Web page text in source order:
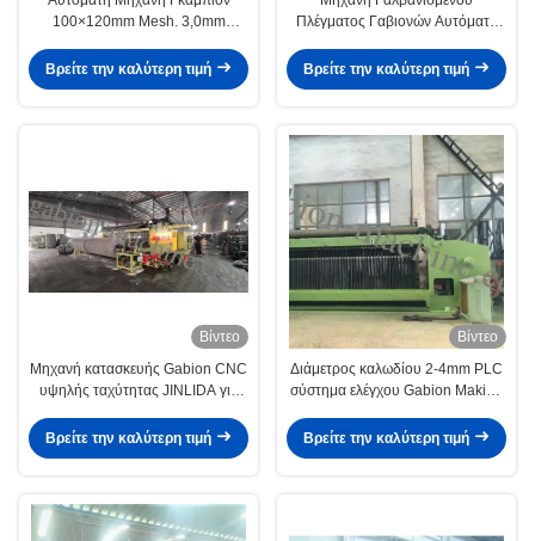
100×120mm Mesh. 3,0mm
Βρείτε την καλύτερη τιμή
Πλέγματος Γαβιονών Αυτόματη
Βιομηχανικού Τύπου)
Βρείτε την καλύτερη τιμή
Βίντεο
Μηχανή κατασκευής Gabion CNC
υψηλής ταχύτητας JINLIDA για
συρματόπλέγματος
Βρείτε την καλύτερη τιμή
Βίντεο
Διάμετρος καλωδίου 2-4mm PLC
σύστημα ελέγχου Gabion Making
Βρείτε την καλύτερη τιμή